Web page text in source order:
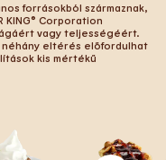
forrásokból származnak,
KING® Corporation
vagy teljességéért.
néhány eltérés előfordulhat
kis mértékű